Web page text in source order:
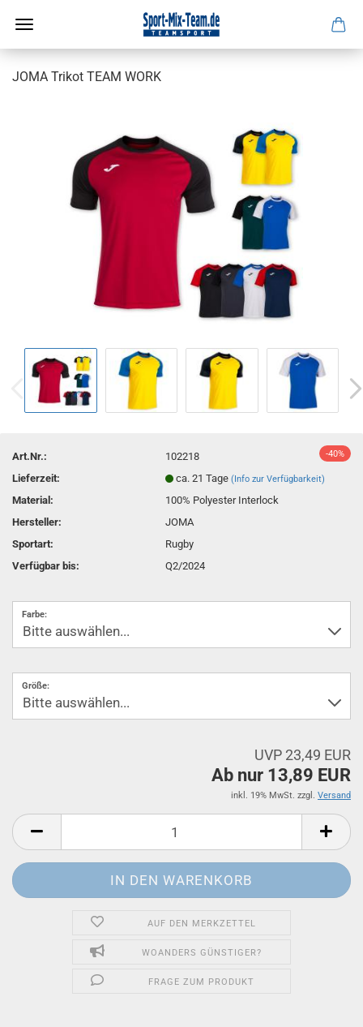
JOMA Trikot TEAM WORK
-40%
Art.Nr.:
102218
Lieferzeit:
ca. 21 Tage(Info zur Verfügbarkeit)
Material:
100% Polyester Interlock
Hersteller:
JOMA
Sportart:
Rugby
Verfügbar bis:
Q2/2024
Farbe:
Größe:
UVP 23,49 EUR
Ab nur 13,89 EUR
inkl. 19% MwSt. zzgl. Versand
AUF DEN MERKZETTEL
WOANDERS GÜNSTIGER?
FRAGE ZUM PRODUKT